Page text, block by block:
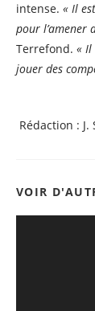
intense. « Il
pour l’amener
Terrefond. « Il
jouer des
Rédaction : J.
VOIR